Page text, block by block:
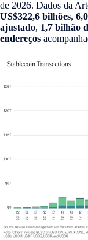
de 2026. Dados da
US$322,6 bilhões,
ajustado, 1,7 bilhão
endereços